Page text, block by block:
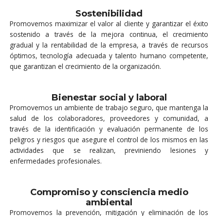
Sostenibilidad
Promovemos maximizar el valor al cliente y garantizar el éxito
sostenido a través de la mejora continua, el crecimiento
gradual y la rentabilidad de la empresa, a través de recursos
óptimos, tecnología adecuada y talento humano competente,
que garantizan el crecimiento de la organización.
Bienestar social y laboral
Promovemos un ambiente de trabajo seguro, que mantenga la
salud de los colaboradores, proveedores y comunidad, a
través de la identificación y evaluación permanente de los
peligros y riesgos que asegure el control de los mismos en las
actividades que se realizan, previniendo lesiones y
enfermedades profesionales.
Compromiso y consciencia medio
ambiental
Promovemos la prevención, mitigación y eliminación de los